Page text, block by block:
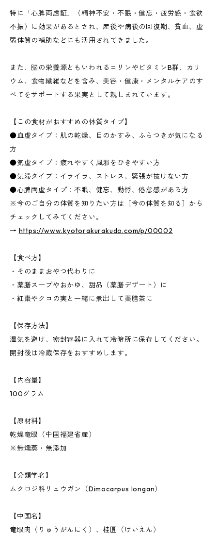
特に「心脾両虚証」（精神不安・不眠・健忘・疲労感・食欲
不振）に効果があるとされ、産後や病後の回復期、貧血、虚
弱体質の補助などにも活用されてきました。
また、脳の栄養源ともいわれるコリンやビタミンB群、カリ
ウム、食物繊維などを含み、美容・健康・メンタルケアのす
べてをサポートする果実として親しまれています。
【この食材がおすすめの体質タイプ】
●血虚タイプ：肌の乾燥、目のかすみ、ふらつきが気になる
方
●気虚タイプ：疲れやすく風邪をひきやすい方
●気滞タイプ：イライラ、ストレス、緊張が抜けない方
●心脾両虚タイプ：不眠、健忘、動悸、倦怠感がある方
※今のご自分の体質を知りたい方は［今の体質を知る］から
チェックしてみてください。
→ https://www.kyotorakurakudo.com/p/00002
【食べ方】
・そのままおやつ代わりに
・薬膳スープやおかゆ、甜品（薬膳デザート）に
・紅棗やクコの実と一緒に煮出して薬膳茶に
【保存方法】
湿気を避け、密封容器に入れて冷暗所に保存してください。
開封後は冷蔵保存をおすすめします。
【内容量】
100グラム
【原材料】
乾燥竜眼（中国福建省産）
※無燻蒸・無添加
【分類学名】
ムクロジ科リュウガン（Dimocarpus longan）
【中国名】
竜眼肉（りゅうがんにく）、桂圓（けいえん）